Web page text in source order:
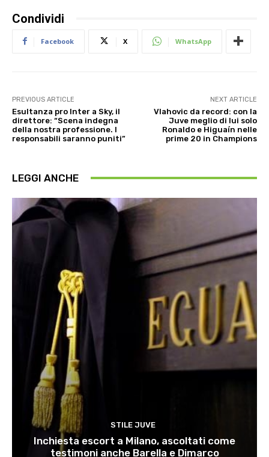
Condividi
Facebook X WhatsApp
PREVIOUS ARTICLE
Esultanza pro Inter a Sky, il
direttore: “Scena indegna
della nostra professione. I
responsabili saranno puniti”
NEXT ARTICLE
Vlahovic da record: con la
Juve meglio di lui solo
Ronaldo e Higuaín nelle
prime 20 in Champions
LEGGI ANCHE
STILE JUVE
Inchiesta escort a Milano, ascoltati come
testimoni anche Barella e Dimarco